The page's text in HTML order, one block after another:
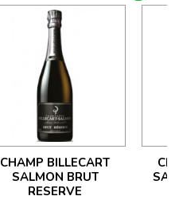
CHAMP BILLECART
SALMON BRUT
RESERVE